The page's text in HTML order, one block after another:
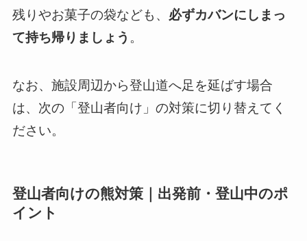
残りやお菓子の袋なども、 必ずカバンにしまっ
て持ち帰りましょう 。
なお、施設周辺から登山道へ足を延ばす場合
は、次の「登山者向け」の対策に切り替えてく
ださい。
登山者向けの熊対策｜出発前・登山中のポ
イント